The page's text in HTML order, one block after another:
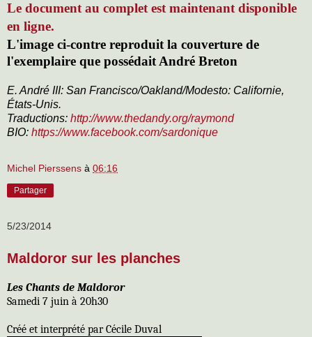
Le document au complet est maintenant disponible
en ligne.
L'image ci-contre reproduit la couverture de
l'exemplaire que possédait André Breton
E. André III: San Francisco/Oakland/Modesto: Californie,
États-Unis.
Traductions: http://www.thedandy.org/raymond
BIO: https://www.facebook.com/sardonique
Michel Pierssens à 06:16
Partager
5/23/2014
Maldoror sur les planches
Les Chants de Maldoror
Samedi 7 juin à 20h30
Créé et interprété par Cécile Duval